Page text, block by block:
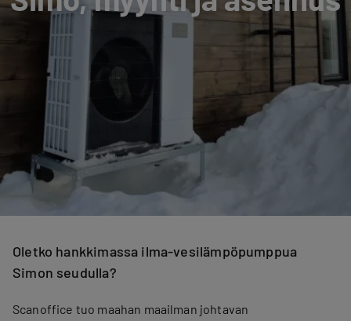
Oletko hankkimassa ilma-vesilämpöpumppua
Simon seudulla?
Scanoffice tuo maahan maailman johtavan